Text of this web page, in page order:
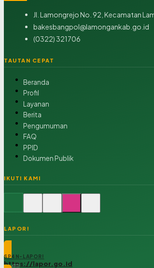
Jl. Lamongrejo No. 92, Kecamatan
bakesbangpol@lamongankab.go.id
(0322) 321706
TAUTAN CEPAT
Beranda
Profil
Layanan
Berita
Pengumuman
FAQ
PPID
Dokumen Publik
IKUTI KAMI
LAPOR!
SP4N-LAPOR!
https://lapor.go.id